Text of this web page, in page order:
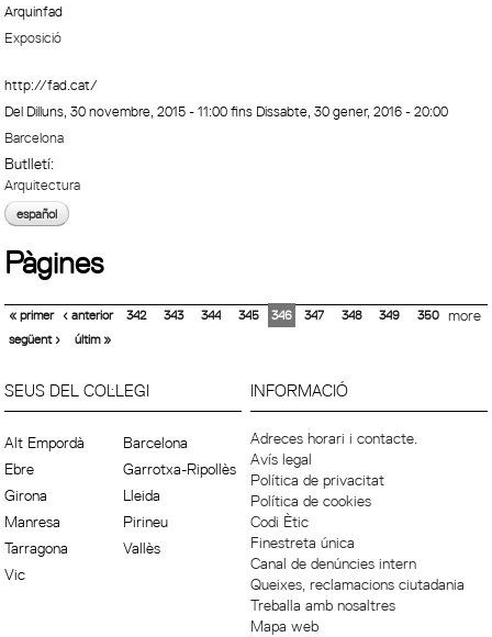
Arquinfad
Exposició
http://fad.cat/
Del Dilluns, 30 novembre, 2015 - 11:00fins Dissabte, 30 gener, 2016 - 20:00
Barcelona
Butlletí:
Arquitectura
español
Pàgines
« primer ‹ anterior 342 343 344 345 346 347 348 349
350
següent ›
últim »
more
SEUS DEL COL·LEGI
Alt Empordà
Barcelona
Ebre
Garrotxa-Ripollès
Girona
Lleida
Manresa
Pirineu
Tarragona
Vallès
Vic
INFORMACIÓ
Adreces horari i contacte.
Avís legal
Política de privacitat
Política de cookies
Codi Ètic
Finestreta única
Canal de denúncies intern
Queixes, reclamacions ciutadania
Treballa amb nosaltres
Mapa web